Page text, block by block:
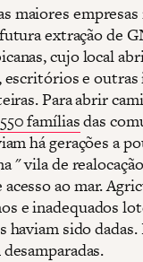
maiores
extração de
cujo local
e outras
Para abrir
550 famíliasdas
há gerações a
" vila de
ao mar.
e inadequados
haviam sido